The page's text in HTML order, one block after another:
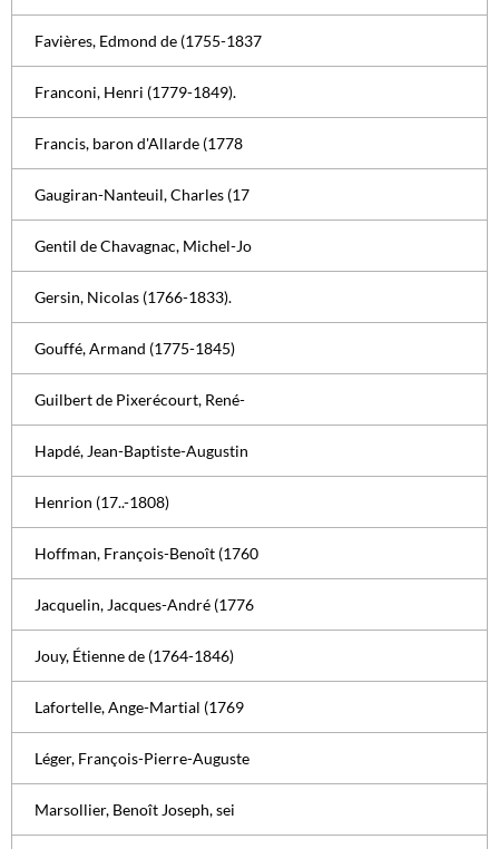
Favières, Edmond de (1755-1837
Franconi, Henri (1779-1849).
Francis, baron d'Allarde (1778
Gaugiran-Nanteuil, Charles (17
Gentil de Chavagnac, Michel-Jo
Gersin, Nicolas (1766-1833).
Gouffé, Armand (1775-1845)
Guilbert de Pixerécourt, René-
Hapdé, Jean-Baptiste-Augustin
Henrion (17..-1808)
Hoffman, François-Benoît (1760
Jacquelin, Jacques-André (1776
Jouy, Étienne de (1764-1846)
Lafortelle, Ange-Martial (1769
Léger, François-Pierre-Auguste
Marsollier, Benoît Joseph, sei